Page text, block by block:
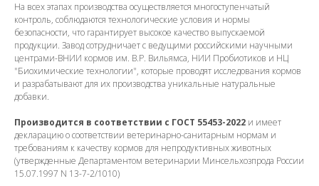
На всех этапах производства осуществляется многоступенчатый
контроль, соблюдаются технологические условия и нормы
безопасности, что гарантирует высокое качество выпускаемой
продукции. Завод сотрудничает с ведущими российскими научными
центрами-ВНИИ кормов им. В.Р. Вильямса, НИИ Пробиотиков и НЦ
"Биохимические технологии", которые проводят исследования кормов
и разрабатывают для их производства уникальные натуральные
добавки.
Производится в соответствии с ГОСТ 55453-2022 и имеет
декларацию о соответствии ветеринарно-санитарным нормам и
требованиям к качеству кормов для непродуктивных животных
(утвержденные Департаментом ветеринарии Минсельхозпрода России
15.07.1997 N 13-7-2/1010)